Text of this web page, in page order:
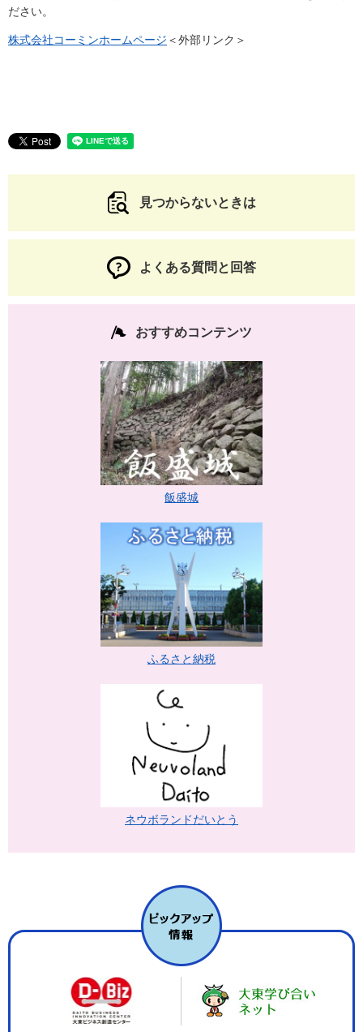
ださい。
株式会社コーミンホームページ ＜外部リンク＞
見つからないときは
よくある質問と回答
おすすめコンテンツ
飯盛城
ふるさと納税
ネウボランドだいとう